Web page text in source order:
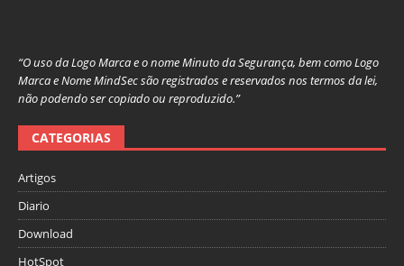
“O uso da Logo Marca e o nome Minuto da Segurança, bem como Logo
Marca e Nome MindSec são registrados e reservados nos termos da lei,
não podendo ser copiado ou reproduzido.”
CATEGORIAS
Artigos
Diario
Download
HotSpot